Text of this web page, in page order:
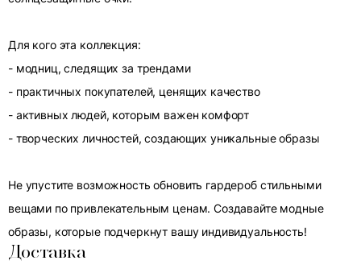
Для кого эта коллекция:
- модниц, следящих за трендами
- практичных покупателей, ценящих качество
- активных людей, которым важен комфорт
- творческих личностей, создающих уникальные образы
Не упустите возможность обновить гардероб стильными
вещами по привлекательным ценам. Создавайте модные
образы, которые подчеркнут вашу индивидуальность!
Доставка